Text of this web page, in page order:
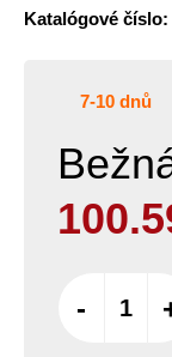
Katalógové číslo:
7-10 dnů
-